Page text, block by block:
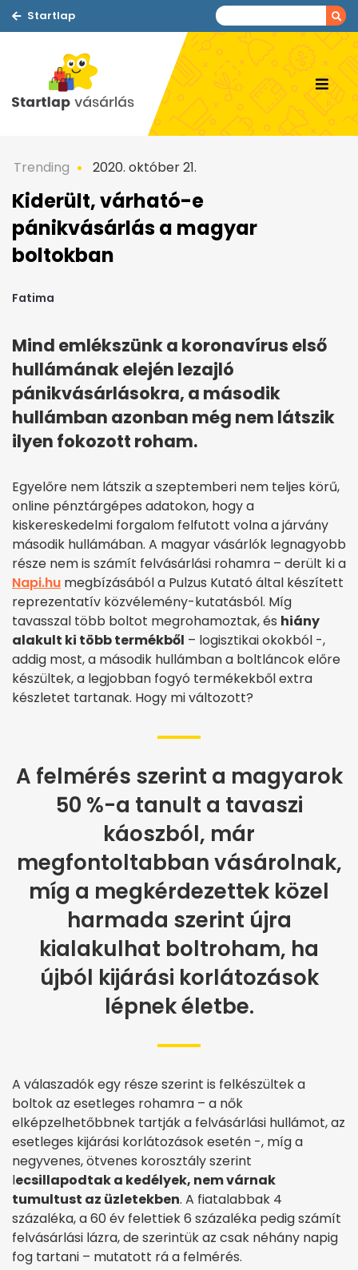
Startlap
Trending 2020. október 21.
Kiderült, várható-e
pánikvásárlás a magyar
boltokban
Fatima
Mind emlékszünk a koronavírus első
hullámának elején lezajló
pánikvásárlásokra, a második
hullámban azonban még nem látszik
ilyen fokozott roham.
Egyelőre nem látszik a szeptemberi nem teljes körű,
online pénztárgépes adatokon, hogy a
kiskereskedelmi forgalom felfutott volna a járvány
második hullámában. A magyar vásárlók legnagyobb
része nem is számít felvásárlási rohamra – derült ki a
Napi.hu megbízásából a Pulzus Kutató által készített
reprezentatív közvélemény-kutatásból. Míg
tavasszal több boltot megrohamoztak, és hiány
alakult ki több termékből – logisztikai okokból -,
addig most, a második hullámban a boltláncok előre
készültek, a legjobban fogyó termékekből extra
készletet tartanak. Hogy mi változott?
A felmérés szerint a magyarok
50 %-a tanult a tavaszi
káoszból, már
megfontoltabban vásárolnak,
míg a megkérdezettek közel
harmada szerint újra
kialakulhat boltroham, ha
újból kijárási korlátozások
lépnek életbe.
A válaszadók egy része szerint is felkészültek a
boltok az esetleges rohamra – a nők
elképzelhetőbbnek tartják a felvásárlási hullámot, az
esetleges kijárási korlátozások esetén -, míg a
negyvenes, ötvenes korosztály szerint
lecsillapodtak a kedélyek, nem várnak
tumultust az üzletekben. A fiatalabbak 4
százaléka, a 60 év felettiek 6 százaléka pedig számít
felvásárlási lázra, de szerintük az csak néhány napig
fog tartani – mutatott rá a felmérés.